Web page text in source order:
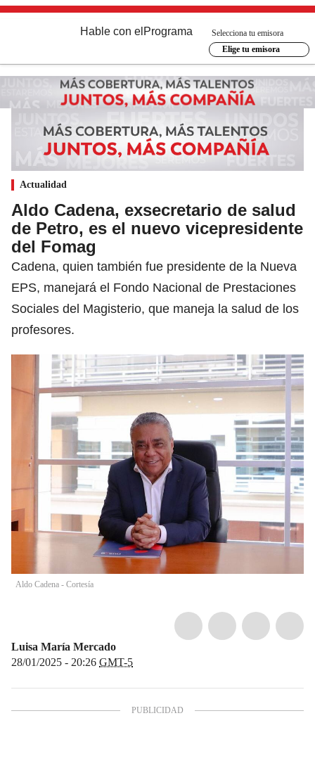
Hable con el Programa
Selecciona tu emisora
Elige tu emisora
Actualidad
Aldo Cadena, exsecretario de salud
de Petro, es el nuevo vicepresidente
del Fomag
Cadena, quien también fue presidente de la Nueva
EPS, manejará el Fondo Nacional de Prestaciones
Sociales del Magisterio, que maneja la salud de los
profesores.
Aldo Cadena - Cortesía
Luisa María Mercado
28/01/2025 - 20:26 GMT-5